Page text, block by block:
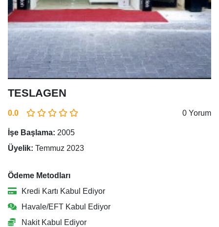
TESLAGEN
0.0 0 Yorum
İşe Başlama: 2005
Üyelik: Temmuz 2023
Ödeme Metodları
Kredi Kartı Kabul Ediyor
Havale/EFT Kabul Ediyor
Nakit Kabul Ediyor